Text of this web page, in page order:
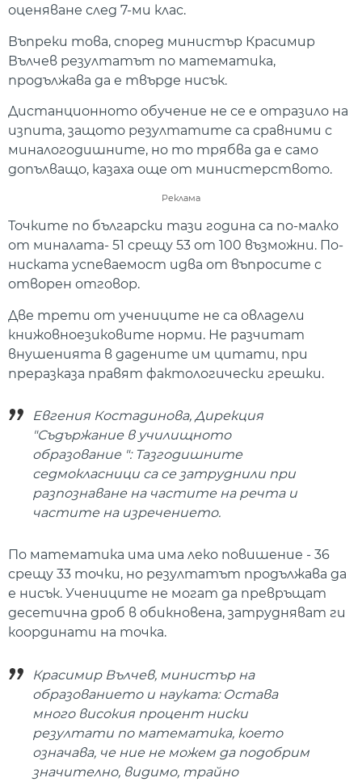
оценяване след 7-ми клас.
Въпреки това, според министър Красимир
Вълчев резултатът по математика,
продължава да е твърде нисък.
Дистанционното обучение не се е отразило на
изпита, защото резултатите са сравними с
миналогодишните, но то трябва да е само
допълващо, казаха още от министерството.
Реклама
Точките по български тази година са по-малко
от миналата- 51 срещу 53 от 100 възможни. По-
ниската успеваемост идва от въпросите с
отворен отговор.
Две трети от учениците не са овладели
книжовноезиковите норми. Не разчитат
внушенията в дадените им цитати, при
преразказа правят фактологически грешки.
Евгения Костадинова, Дирекция
"Съдържание в училищното
образование ": Тазгодишните
седмокласници са се затруднили при
разпознаване на частите на речта и
частите на изречението.
По математика има има леко повишение - 36
срещу 33 точки, но резултатът продължава да
е нисък. Учениците не могат да превръщат
десетична дроб в обикновена, затрудняват ги
координати на точка.
Красимир Вълчев, министър на
образованието и науката: Остава
много високия процент ниски
резултати по математика, което
означава, че ние не можем да подобрим
значително, видимо, трайно